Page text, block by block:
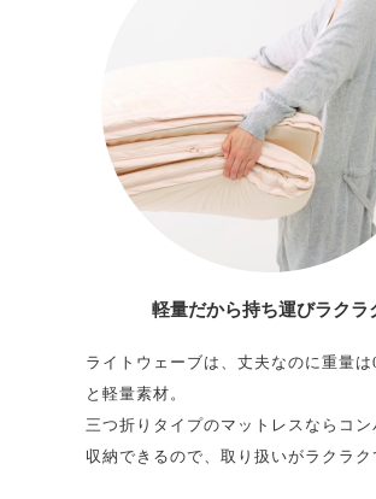
軽量だから持ち運びラクラ
ライトウェーブは、丈夫なのに重量
と軽量素材。
三つ折りタイプのマットレスならコン
収納できるので、取り扱いがラクラク